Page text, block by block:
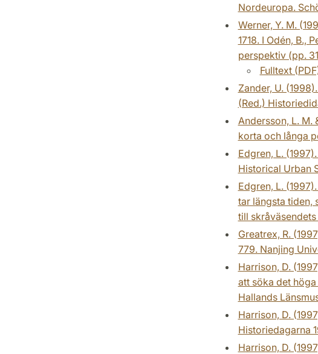
Nordeuropa.
Werner, Y. M.
1718. I Odén, B.,
perspektiv (pp.
Fulltext
Zander, U.
(Red.)
Andersson, L. M.
korta och långa
Edgren, L.
Historical Urban
Edgren, L.
tar längsta tiden,
till
Greatrex, R.
779. Nanjing
Harrison, D.
att söka det
Hallands
Harrison, D.
Historiedagarna
Harrison, D.